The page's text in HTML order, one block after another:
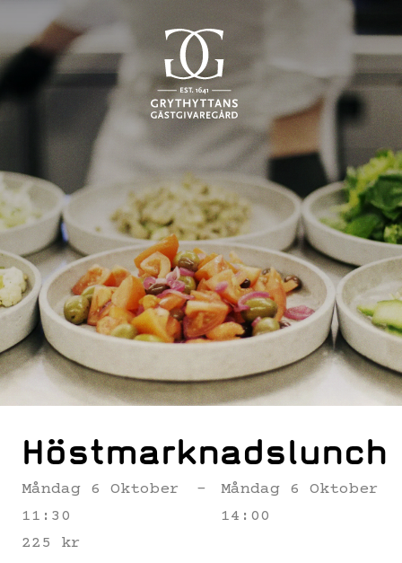
Höstmarknadslunch
Måndag 6 Oktober
11:30
-
Måndag 6 Oktober
14:00
225 kr